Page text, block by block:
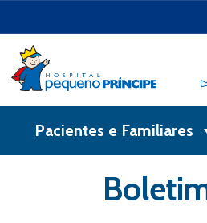
Pacientes e Familiares